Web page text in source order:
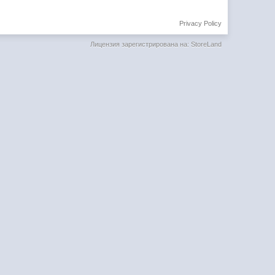
Privacy Policy
Лицензия зарегистрирована на: StoreLand